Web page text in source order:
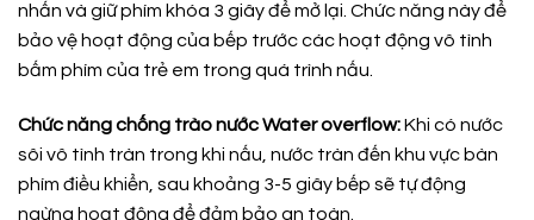
nhấn và giữ phím khóa 3 giây để mở lại. Chức năng này để
bảo vệ hoạt động của bếp trước các hoạt động vô tình
bấm phím của trẻ em trong quá trình nấu.
Chức năng chống trào nước Water overflow:Khi có nước
sôi vô tình tràn trong khi nấu, nước tràn đến khu vực bàn
phím điều khiển, sau khoảng 3-5 giây bếp sẽ tự động
ngừng hoạt động để đảm bảo an toàn.